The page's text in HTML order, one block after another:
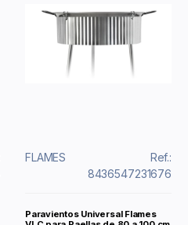
FLAMES
Ref.:
8436547231676
Paravientos Universal Flames